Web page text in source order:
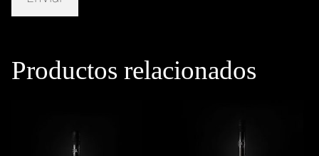
Productos relacionados